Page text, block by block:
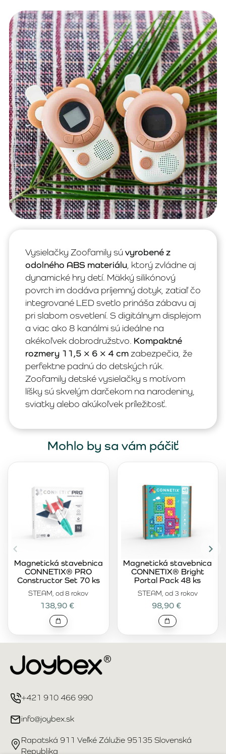
Vysielačky Zoofamily sú vyrobené z
odolného ABS materiálu , ktorý zvládne aj
dynamické hry detí. Mäkký silikónový
povrch im dodáva príjemný dotyk, zatiaľ čo
integrované LED svetlo prináša zábavu aj
pri slabom osvetlení. S digitálnym displejom
a viac ako 8 kanálmi sú ideálne na
akékoľvek dobrodružstvo. Kompaktné
rozmery 11,5 × 6 × 4 cm zabezpečia, že
perfektne padnú do detských rúk.
Zoofamily detské vysielačky s motívom
líšky sú skvelým darčekom na narodeniny,
sviatky alebo akúkoľvek príležitosť.
Mohlo by sa vám páčiť
STEAM, od 8 rokov
Magnetická stavebnica
CONNETIX® PRO
Constructor Set 70 ks
138,90 €
STEAM, od 3 rokov
Magnetická stavebnica
CONNETIX® Bright
Portal Pack 48 ks
98,90 €
+421 910 466 990
info@joybex.sk
Rapatská 911 Veľké Zálužie 95135 Slovenská
Republika